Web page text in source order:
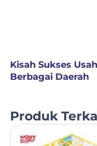
Kisah Sukses
Berbagai Daerah
Produk